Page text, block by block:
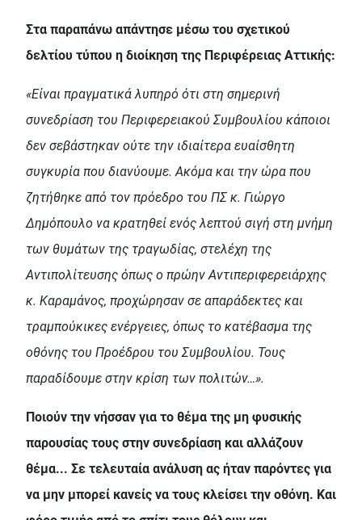
Στα παραπάνω απάντησε μέσω του σχετικού
δελτίου τύπου η διοίκηση της Περιφέρειας Αττικής:
«Είναι πραγματικά λυπηρό ότι στη σημερινή
συνεδρίαση του Περιφερειακού Συμβουλίου κάποιοι
δεν σεβάστηκαν ούτε την ιδιαίτερα ευαίσθητη
συγκυρία που διανύουμε. Ακόμα και την ώρα που
ζητήθηκε από τον πρόεδρο του ΠΣ κ. Γιώργο
Δημόπουλο να κρατηθεί ενός λεπτού σιγή στη μνήμη
των θυμάτων της τραγωδίας, στελέχη της
Αντιπολίτευσης όπως ο πρώην Αντιπεριφερειάρχης
κ. Καραμάνος, προχώρησαν σε απαράδεκτες και
τραμπούκικες ενέργειες, όπως το κατέβασμα της
οθόνης του Προέδρου του Συμβουλίου. Τους
παραδίδουμε στην κρίση των πολιτών…».
Ποιούν την νήσσαν για το θέμα της μη φυσικής
παρουσίας τους στην συνεδρίαση και αλλάζουν
θέμα... Σε τελευταία ανάλυση ας ήταν παρόντες για
να μην μπορεί κανείς να τους κλείσει την οθόνη. Και